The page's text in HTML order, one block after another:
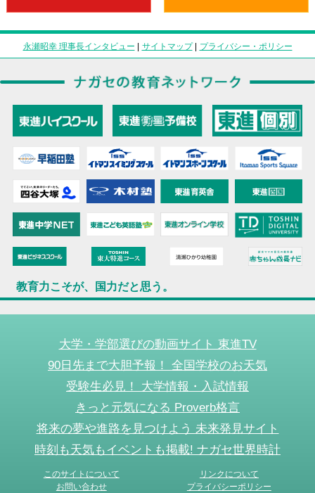
永瀬昭幸 理事長インタビュー | サイトマップ| プライバシー・ポリシー
教育力こそが、国力だと思う。
大学・学部選びの動画サイト 東進TV
90日先まで大胆予報！ 全国学校のお天気
受験生必見！ 大学情報・入試情報
きっと元気になる Proverb格言
将来の夢や進路を見つけよう 未来発見サイト
時刻も天気もイベントも掲載! ナガセ世界時計
このサイトについて
リンクについて
お問い合わせ
プライバシーポリシー